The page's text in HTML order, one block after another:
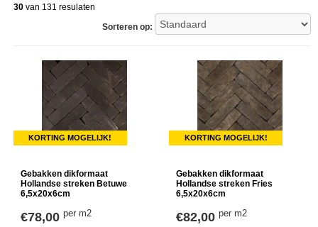
30van 131 resulaten
Sorteren op:
KORTING MOGELIJK!
Gebakken dikformaat
Hollandse streken Betuwe
6,5x20x6cm
€78,00 per m2
KORTING MOGELIJK!
Gebakken dikformaat
Hollandse streken Fries
6,5x20x6cm
€82,00per m2